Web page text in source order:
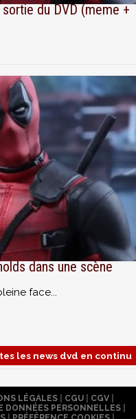
du DVD (meme +
dans une scène
face...
les news dvd en continu
LÉGALES| CGU| CGV|
DONNÉES PERSONNELLES